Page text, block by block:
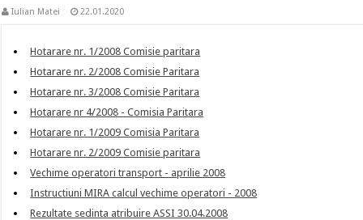
Iulian Matei 22.01.2020
Hotarare nr. 1/2008 Comisie paritara
Hotarare nr. 2/2008 Comisie Paritara
Hotarare nr. 3/2008 Comisie Paritara
Hotarare nr 4/2008 - Comisia Paritara
Hotarare nr. 1/2009 Comisia Paritara
Hotarare nr. 2/2009 Comisie paritara
Vechime operatori transport - aprilie 2008
Instructiuni MIRA calcul vechime operatori - 2008
Rezultate sedinta atribuire ASSI 30.04.2008